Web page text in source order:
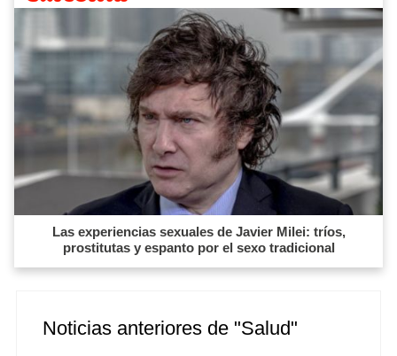
Las experiencias sexuales de Javier Milei: tríos,
prostitutas y espanto por el sexo tradicional
Noticias anteriores de "Salud"